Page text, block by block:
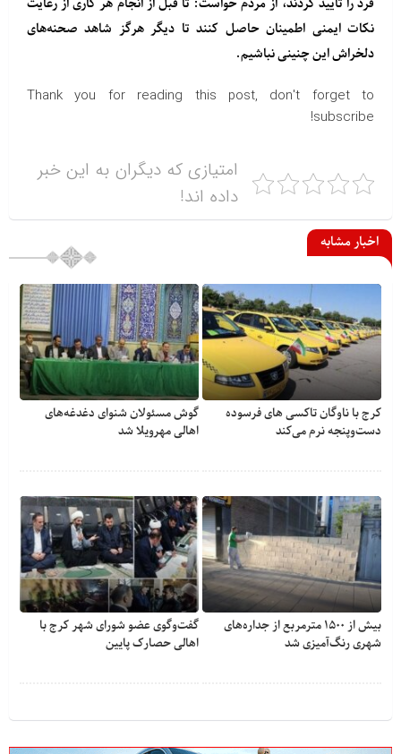
فرد را تایید کردند، از مردم خواست: تا قبل از انجام هر کاری از رعایت
نکات ایمنی اطمینان حاصل کنند تا دیگر هرگز شاهد صحنه‌های
دلخراش این چنینی نباشیم.
Thank you for reading this post, don't forget to
subscribe!
امتیازی که دیگران به این خبر
داده اند!
اخبار مشابه
کرج با ناوگان تاکسی های فرسوده
دست‌وپنجه نرم می‌کند
گوش مسئولان شنوای دغدغه‎‌های
اهالی مهرویلا شد
بیش از ۱۵۰۰ مترمربع از جداره‌های
شهری رنگ‌آمیزی شد
گفت‌وگوی عضو شورای شهر کرج با
اهالی حصارک پایین